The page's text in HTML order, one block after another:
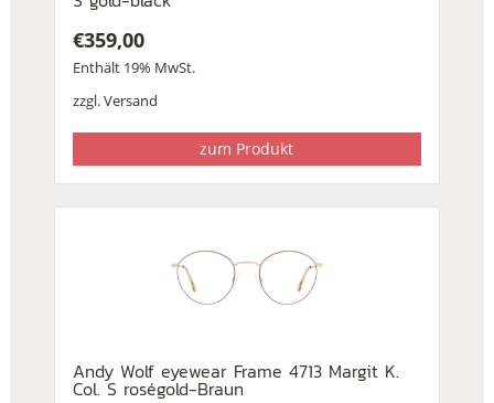
€359,00
Enthält 19% MwSt.
zzgl.Versand
zum Produkt
Andy Wolf eyewear Frame 4713 Margit K.
Col. S roségold-Braun